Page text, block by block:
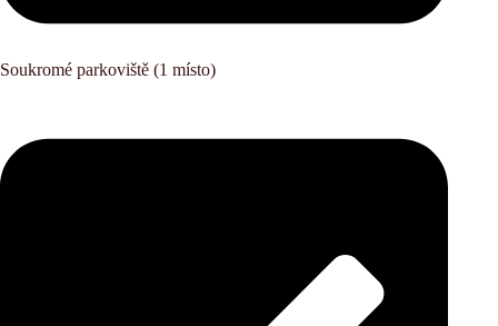
Soukromé parkoviště (1 místo)